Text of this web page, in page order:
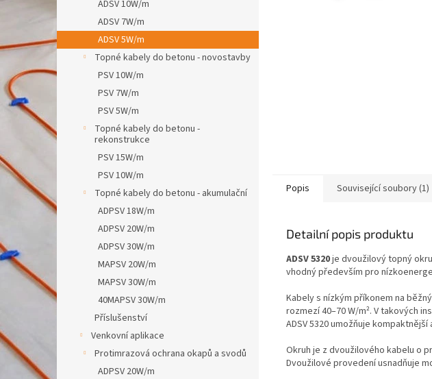
ADSV 10W/m
ADSV 7W/m
ADSV 5W/m
Topné kabely do betonu - novostavby
PSV 10W/m
PSV 7W/m
PSV 5W/m
Topné kabely do betonu -
rekonstrukce
PSV 15W/m
PSV 10W/m
Topné kabely do betonu - akumulační
ADPSV 18W/m
ADPSV 20W/m
ADPSV 30W/m
MAPSV 20W/m
MAPSV 30W/m
40MAPSV 30W/m
Příslušenství
Venkovní aplikace
Protimrazová ochrana okapů a svodů
ADPSV 20W/m
Popis Související soubory (1)
Detailní popis produktu
ADSV 5320je dvoužilový topný
vhodný především pro
Kabely s nízkým příkonem na
rozmezí 40–70 W/m². V takových
ADSV 5320 umožňuje
Okruh je z dvoužilového kabelu o
Dvoužilové provedení usnadňuje